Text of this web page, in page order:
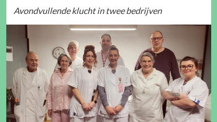
Avondvullende klucht in twee bedrijven